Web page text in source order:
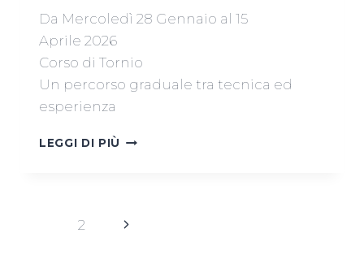
Da Mercoledì 28 Gennaio al 15
Aprile 2026
Corso di Tornio
Un percorso graduale tra tecnica ed
esperienza
LEGGI DI PIÙ CORSO
NAVIGAZIONE
2
Pagina